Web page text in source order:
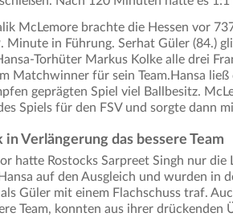
McLemore brachte die Hessen vor
Minute in Führung. Serhat Güler (84.)
Torhüter Markus Kolke alle drei
Matchwinner für sein Team.Hansa
geprägten Spiel viel Ballbesitz.
Spiels für den FSV und sorgte dann
in Verlängerung das bessere Team
hatte Rostocks Sarpreet Singh nur
auf den Ausgleich und wurden in
Güler mit einem Flachschuss traf.
Team, konnten aus ihrer